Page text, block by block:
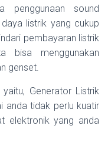
penggunaan sound
listrik yang cukup
pembayaran listrik
bisa menggunakan
genset.
Generator Listrik
anda tidak perlu kuatir
elektronik yang anda